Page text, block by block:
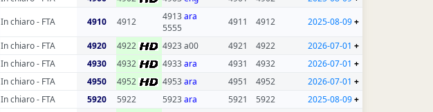
In chiaro - FTA 4910 4912 4913ara
5555
4911 4912 2025-08-09+
In chiaro - FTA 4920 4922 4923 a00 4921 4922 2026-07-01 +
In chiaro - FTA 4930 4932 4933ara 4931 4932 2026-07-01 +
In chiaro - FTA 4950 4952 4953ara 4951 4952 2026-07-01 +
In chiaro - FTA 5920 5922 5923ara 5921 5922 2025-08-09+